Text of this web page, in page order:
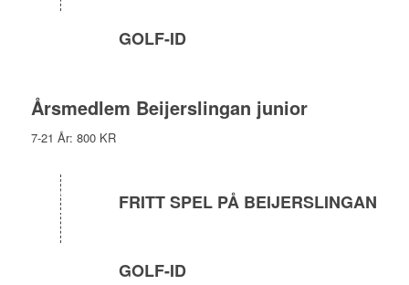
GOLF-ID
Årsmedlem Beijerslingan junior
7-21 År: 800 KR
FRITT SPEL PÅ BEIJERSLINGAN
GOLF-ID